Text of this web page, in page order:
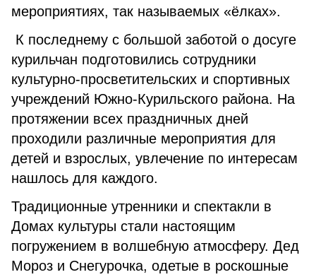
мероприятиях, так называемых «ёлках».
К последнему с большой заботой о досуге
курильчан подготовились сотрудники
культурно-просветительских и спортивных
учреждений Южно-Курильского района. На
протяжении всех праздничных дней
проходили различные мероприятия для
детей и взрослых, увлечение по интересам
нашлось для каждого.
Традиционные утренники и спектакли в
Домах культуры стали настоящим
погружением в волшебную атмосферу. Дед
Мороз и Снегурочка, одетые в роскошные